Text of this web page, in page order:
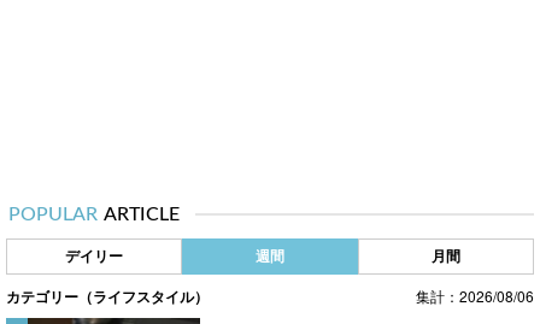
POPULAR ARTICLE
デイリー 週間 月間
カテゴリー（ライフスタイル） 集計：2026/08/06